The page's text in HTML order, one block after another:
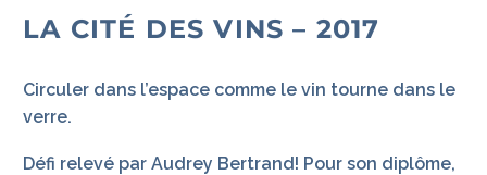
LA CITÉ DES VINS – 2017
Circuler dans l’espace comme le vin tourne dans le
verre.
Défi relevé par Audrey Bertrand! Pour son diplôme,